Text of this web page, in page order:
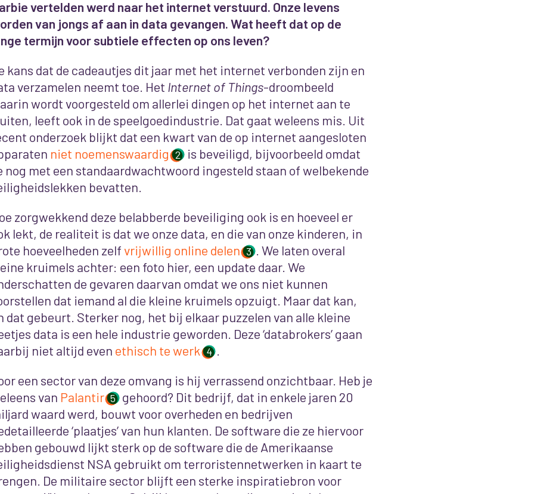
vertelden werd naar het internet verstuurd. Onze levens
van jongs af aan in data gevangen. Wat heeft dat op de
termijn voor subtiele effecten op ons leven?
kans dat de cadeautjes dit jaar met het internet verbonden zijn en
verzamelen neemt toe. Het Internet of Things-droombeeld
wordt voorgesteld om allerlei dingen op het internet aan te
leeft ook in de speelgoedindustrie. Dat gaat weleens mis. Uit
onderzoek blijkt dat een kwart van de op internet aangesloten
niet noemenswaardig 2 is beveiligd, bijvoorbeeld omdat
nog met een standaardwachtwoord ingesteld staan of welbekende
bevatten.
zorgwekkend deze belabberde beveiliging ook is en hoeveel er
lekt, de realiteit is dat we onze data, en die van onze kinderen, in
hoeveelheden zelfvrijwillig online delen 3
. We laten overal
kruimels achter: een foto hier, een update daar. We
de gevaren daarvan omdat we ons niet kunnen
dat iemand al die kleine kruimels opzuigt. Maar dat kan,
dat gebeurt. Sterker nog, het bij elkaar puzzelen van alle kleine
data is een hele industrie geworden. Deze ‘databrokers’ gaan
niet altijd even ethisch te werk 4
een sector van deze omvang is hij verrassend onzichtbaar. Heb je
van Palantir 5 gehoord? Dit bedrijf, dat in enkele jaren 20
waard werd, bouwt voor overheden en bedrijven
‘plaatjes’ van hun klanten. De software die ze hiervoor
gebouwd lijkt sterk op de software die de Amerikaanse
NSA gebruikt om terroristennetwerken in kaart te
De militaire sector blijft een sterke inspiratiebron voor